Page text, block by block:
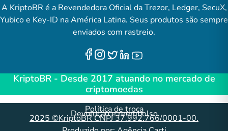
A KriptoBR é a Revendedora Oficial da Trezor, Ledger, SecuX,
Yubico e Key-ID na América Latina. Seus produtos são sempre
enviados com rastreio.
KriptoBR - Desde 2017 atuando no mercado de
criptomoedas
Política de troca
Devolução e reembolso
2025 ©KriptoBR CNPJ 37.992.766/0001-00.